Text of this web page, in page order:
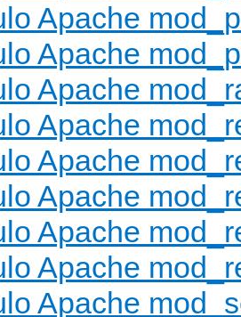
Apache
Apache
Apache
Apache
Apache
Apache
Apache
Apache
Apache